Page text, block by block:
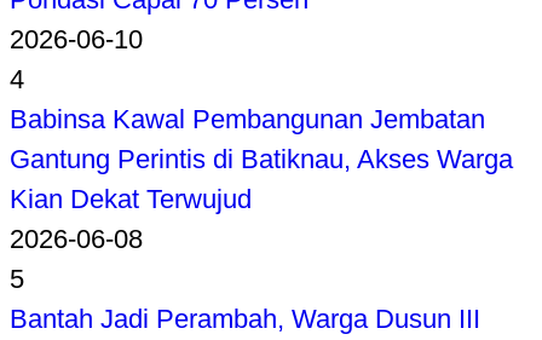
2026-06-10
4
Babinsa Kawal Pembangunan Jembatan
Gantung Perintis di Batiknau, Akses Warga
Kian Dekat Terwujud
2026-06-08
5
Bantah Jadi Perambah, Warga Dusun III